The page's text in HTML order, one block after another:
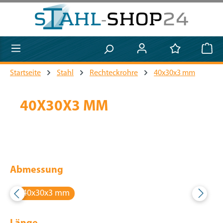
Zum Hauptinhalt springen
Startseite Stahl Rechteckrohre 40x30x3 mm
40X30X3 MM
Abmessung
40x30x3 mm